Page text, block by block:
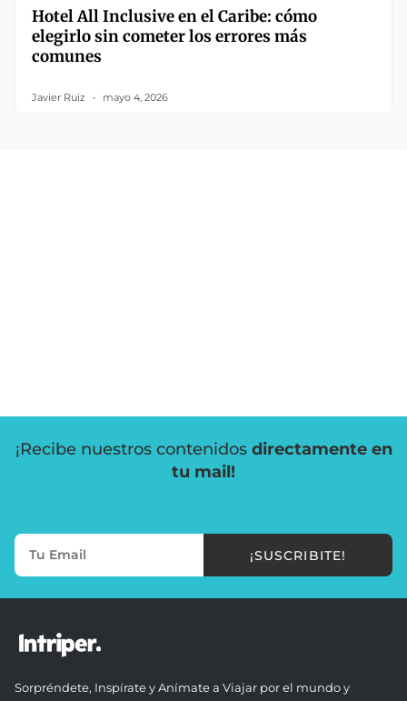
Hotel All Inclusive en el Caribe: cómo
elegirlo sin cometer los errores más
comunes
Javier Ruiz mayo 4, 2026
¡Recibe nuestros contenidos directamente en
tu mail!
¡SUSCRIBITE!
Sorpréndete, Inspírate y Anímate a Viajar por el mundo y